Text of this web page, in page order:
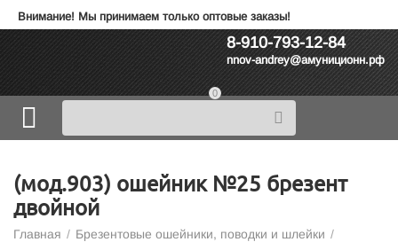
Внимание! Мы принимаем только оптовые заказы!
8-910-793-12-84
nnov-andrey@амуниционн.рф
0
(мод.903) ошейник №25 брезент
двойной
Главная / Брезентовые ошейники, поводки и шлейки /